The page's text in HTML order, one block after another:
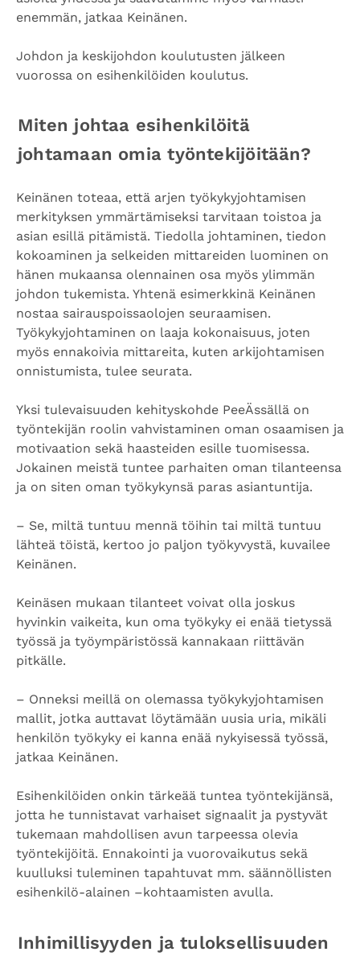
enemmän, jatkaa Keinänen.
Johdon ja keskijohdon koulutusten jälkeen
vuorossa on esihenkilöiden koulutus.
Miten johtaa esihenkilöitä
johtamaan omia työntekijöitään?
Keinänen toteaa, että arjen työkykyjohtamisen
merkityksen ymmärtämiseksi tarvitaan toistoa ja
asian esillä pitämistä. Tiedolla johtaminen, tiedon
kokoaminen ja selkeiden mittareiden luominen on
hänen mukaansa olennainen osa myös ylimmän
johdon tukemista. Yhtenä esimerkkinä Keinänen
nostaa sairauspoissaolojen seuraamisen.
Työkykyjohtaminen on laaja kokonaisuus, joten
myös ennakoivia mittareita, kuten arkijohtamisen
onnistumista, tulee seurata.
Yksi tulevaisuuden kehityskohde PeeÄssällä on
työntekijän roolin vahvistaminen oman osaamisen ja
motivaation sekä haasteiden esille tuomisessa.
Jokainen meistä tuntee parhaiten oman tilanteensa
ja on siten oman työkykynsä paras asiantuntija.
– Se, miltä tuntuu mennä töihin tai miltä tuntuu
lähteä töistä, kertoo jo paljon työkyvystä, kuvailee
Keinänen.
Keinäsen mukaan tilanteet voivat olla joskus
hyvinkin vaikeita, kun oma työkyky ei enää tietyssä
työssä ja työympäristössä kannakaan riittävän
pitkälle.
– Onneksi meillä on olemassa työkykyjohtamisen
mallit, jotka auttavat löytämään uusia uria, mikäli
henkilön työkyky ei kanna enää nykyisessä työssä,
jatkaa Keinänen.
Esihenkilöiden onkin tärkeää tuntea työntekijänsä,
jotta he tunnistavat varhaiset signaalit ja pystyvät
tukemaan mahdollisen avun tarpeessa olevia
työntekijöitä. Ennakointi ja vuorovaikutus sekä
kuulluksi tuleminen tapahtuvat mm. säännöllisten
esihenkilö-alainen –kohtaamisten avulla.
Inhimillisyyden ja tuloksellisuuden